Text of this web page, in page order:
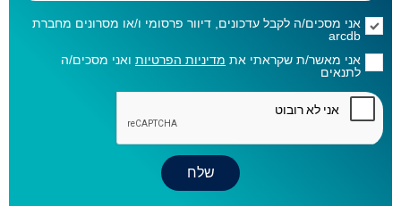
אני מסכים/ה לקבל עדכונים, דיוור פרסומי ו/או מסרונים מחברת
arcdb
אני מאשר/ת שקראתי את מדיניות הפרטיות ואני מסכים/ה
לתנאים